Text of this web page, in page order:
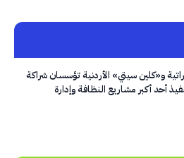
و«كلين سيتي» الأردنية تؤسسان شراكة
أحد أكبر مشاريع النظافة وإدارة